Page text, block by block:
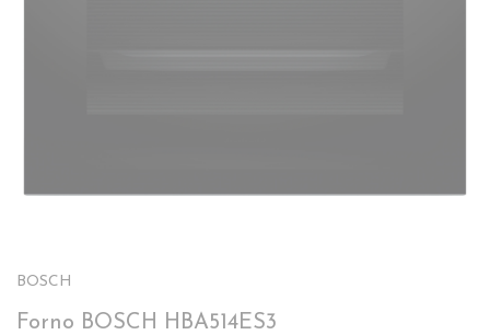
BOSCH
Forno BOSCH HBA514ES3